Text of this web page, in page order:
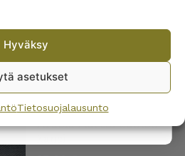
Hyväksy
asetukset
Tietosuojalausunto
Arabia Martta kulhon
policy.